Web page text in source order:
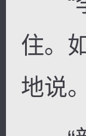
住。
地说。